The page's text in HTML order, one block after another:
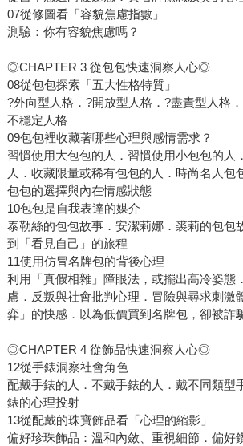
07從修圖看「容貌焦慮指數」
測驗：你有容貌焦慮嗎？
◎CHAPTER 3 從包包快速洞察人心◎
08從包包探索「五大性格特質」
?外向型人格．?開放型人格．?盡責型人格
不穩定人格
09包包裡收藏著哪些心理與感情需求？
習慣使用大包包的人．習慣使用小包包的人
人．收藏限量或稀有包包的人．時尚名人包
包包的選擇與內在情感狀態
10包包是自我表達的媒介
泰勒絲的包包故事．安潔莉娜．裘莉的包包
到「看見自己」的旅程
11使用仿冒名牌包的背後心理
利用「真假相雜」障眼法，或擺出高冷姿態
慮．反叛與社會批判心理．冒險與尋求刺激
弈」的快感．以為低價買到名牌包，卻被詐
◎CHAPTER 4 從飾品快速洞察人心◎
12從手錶洞察社會角色
配戴手錶的人．不戴手錶的人．戴不同類型
錶的心理投射
13從配戴的珠寶飾品看「心理的縮影」
偏好珍珠飾品：溫和內斂、重視細節．偏好